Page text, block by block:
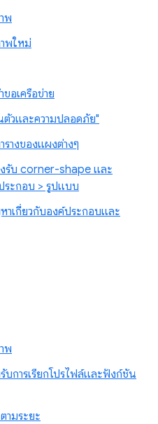
พ
พใหม่
ขอเครือข่าย
ตัวและความปลอดภัย"
างของแผงต่างๆ
งรับ corner-shape และ
ะกอบ > รูปแบบ
เกี่ยวกับองค์ประกอบและ
พ
การเรียกโปรไฟล์และฟังก์ชัน
ามระยะ